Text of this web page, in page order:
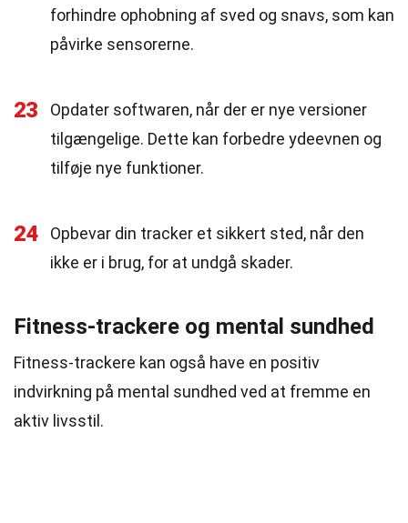
forhindre ophobning af sved og snavs, som kan
påvirke sensorerne.
23
Opdater softwaren, når der er nye versioner
tilgængelige. Dette kan forbedre ydeevnen og
tilføje nye funktioner.
24
Opbevar din tracker et sikkert sted, når den
ikke er i brug, for at undgå skader.
Fitness-trackere og mental sundhed
Fitness-trackere kan også have en positiv
indvirkning på mental sundhed ved at fremme en
aktiv livsstil.